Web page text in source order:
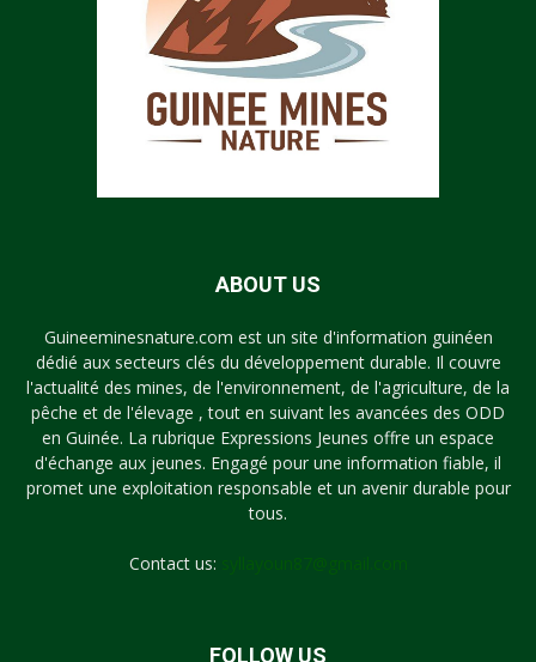
ABOUT US
Guineeminesnature.com est un site d'information guinéen
dédié aux secteurs clés du développement durable. Il couvre
l'actualité des mines, de l'environnement, de l'agriculture, de la
pêche et de l'élevage , tout en suivant les avancées des ODD
en Guinée. La rubrique Expressions Jeunes offre un espace
d'échange aux jeunes. Engagé pour une information fiable, il
promet une exploitation responsable et un avenir durable pour
tous.
Contact us:
FOLLOW US